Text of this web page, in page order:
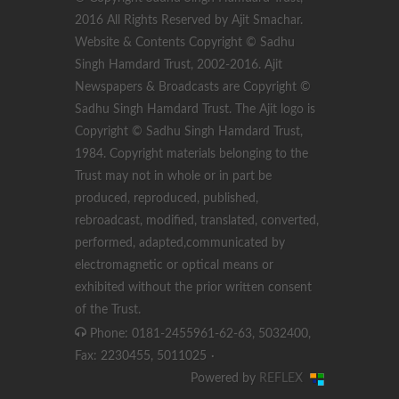
2016 All Rights Reserved by Ajit Smachar.
Website & Contents Copyright © Sadhu
Singh Hamdard Trust, 2002-2016. Ajit
Newspapers & Broadcasts are Copyright ©
Sadhu Singh Hamdard Trust. The Ajit logo is
Copyright © Sadhu Singh Hamdard Trust,
1984. Copyright materials belonging to the
Trust may not in whole or in part be
produced, reproduced, published,
rebroadcast, modified, translated, converted,
performed, adapted,communicated by
electromagnetic or optical means or
exhibited without the prior written consent
of the Trust.
Phone: 0181-2455961-62-63, 5032400,
Fax: 2230455, 5011025 ·
Powered by REFLEX